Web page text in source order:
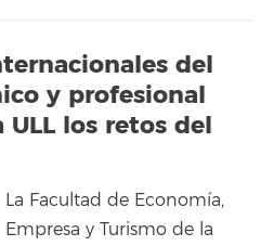
del
y profesional
los retos del
La Facultad de Economía,
Empresa y Turismo de la